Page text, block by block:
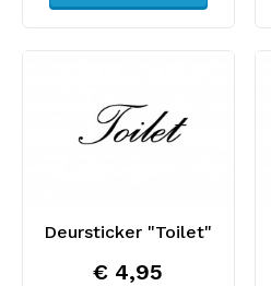
Deursticker "Toilet"
€ 4,95